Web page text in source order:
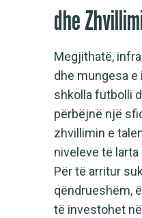
dhe
Megjithatë,
dhe mungesa
shkolla futbolli
përbëjnë një
zhvillimin e
niveleve të
Për të arritur
qëndrueshëm,
të investohet